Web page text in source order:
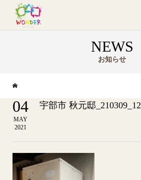
NEWS
お知らせ
04
MAY
2021
宇部市 秋元邸_210309_12